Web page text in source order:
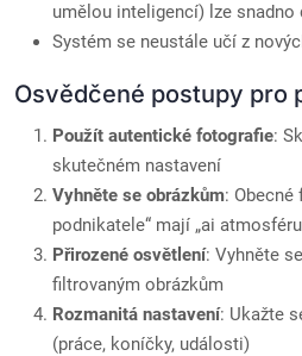
umělou inteligencí) lze snadno
Systém se neustále učí z
Osvědčené postupy pro
Použít autentické fotografie:
skutečném nastavení
Vyhněte se obrázkům:
podnikatele“ mají „ai
Přirozené osvětlení: Vyhněte
filtrovaným obrázkům
Rozmanitá nastavení: Ukažte
(práce, koníčky, události)